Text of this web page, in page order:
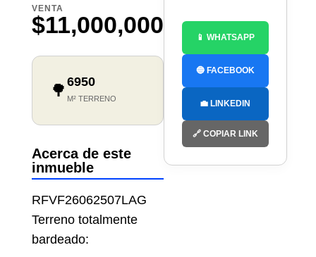
VENTA
$11,000,000
🌳 6950
M² TERRENO
Acerca de este
inmueble
RFVF26062507LAG
Terreno totalmente
bardeado:
📱 WHATSAPP
🔵 FACEBOOK
💼 LINKEDIN
🔗 COPIAR LINK